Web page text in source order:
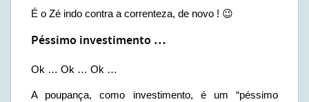
É o Zé indo contra a correnteza, de novo ! 😉
Péssimo investimento …
Ok … Ok … Ok …
A poupança, como investimento, é um “péssimo